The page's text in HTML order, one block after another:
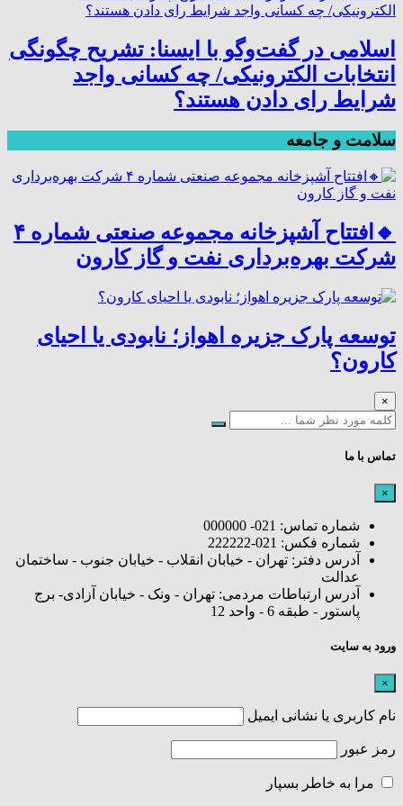
اسلامی در گفت‌وگو با ایسنا: تشریح چگونگی
انتخابات الکترونیکی/ چه کسانی واجد
شرایط رای دادن هستند؟
سلامت و جامعه
🔸افتتاح آشپزخانه مجموعه صنعتی شماره ۴
شرکت بهره‌برداری نفت و گاز کارون
توسعه پارک جزیره اهواز؛ نابودی یا احیای
کارون؟
×
تماس با ما
×
شماره تماس: 021- 000000
شماره فکس: 021-222222
آدرس دفتر: تهران - خیابان انقلاب - خیابان جنوب - ساختمان
عدالت
آدرس ارتباطات مردمی: تهران - ونک - خیابان آزادی- برج
پاستور - طبقه 6 - واحد 12
ورود به سایت
×
نام کاربری یا نشانی ایمیل
رمز عبور
مرا به خاطر بسپار